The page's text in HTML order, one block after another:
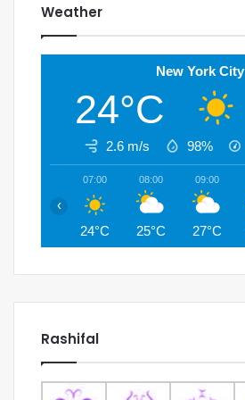
Weather
New York City
24°C
2.6 m/s 98%
07:00
24°C
08:00
25°C
09:00
27°C
‹
Rashifal